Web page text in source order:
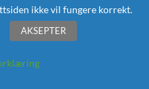
ikke vil fungere korrekt.
AKSEPTER